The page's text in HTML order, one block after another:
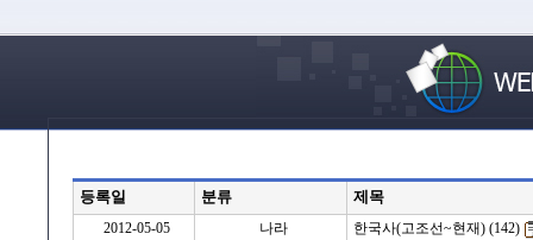
등록일 분류 제목
2012-05-05 나라
한국사(고조선~현재) (142)